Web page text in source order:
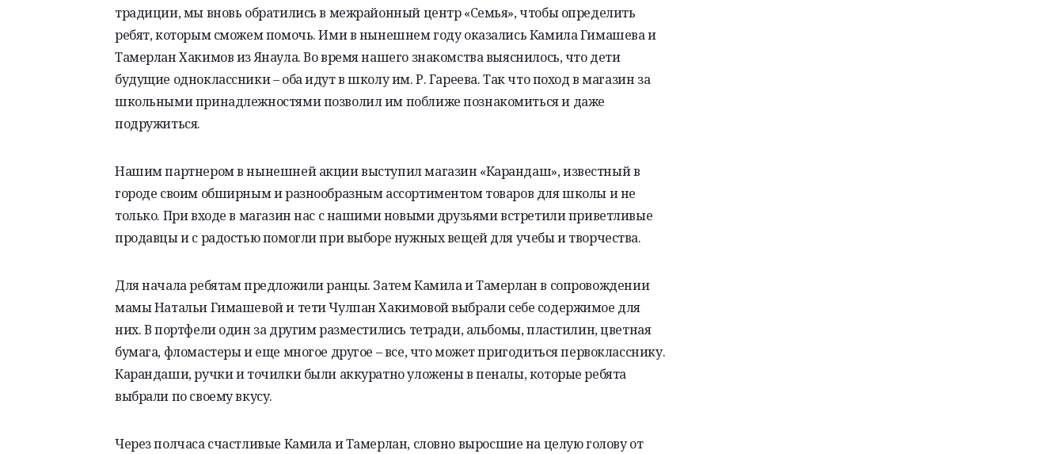
традиции, мы вновь обратились в межрайонный центр «Семья», чтобы определить
ребят, которым сможем помочь. Ими в нынешнем году оказалисьКамилаГимашеваи
Тамерлан Хакимов из Янаула. Во время нашего знакомства выяснилось, что дети
будущие одноклассники – оба идут в школу им. Р. Гареева. Так что поход в магазин за
школьными принадлежностями позволил им поближе познакомиться и даже
подружиться.
Нашим партнером в нынешней акции выступил магазин «Карандаш», известный в
городе своим обширным и разнообразным ассортиментом товаров для школы и не
только. При входе в магазин нас с нашими новыми друзьями встретили приветливые
продавцы и с радостью помогли при выборе нужных вещей для учебы и творчества.
Для начала ребятам предложили ранцы. ЗатемКамилаи Тамерлан в сопровождении
мамы НатальиГимашевойи тетиЧулпанХакимовой выбрали себе содержимое для
них. В портфели один за другим разместились тетради, альбомы, пластилин, цветная
бумага, фломастеры и еще многое другое – все, что может пригодиться первокласснику.
Карандаши, ручки и точилки были аккуратно уложены в пеналы, которые ребята
выбрали по своему вкусу.
Через полчаса счастливые Камилаи Тамерлан, словно выросшие на целую голову от